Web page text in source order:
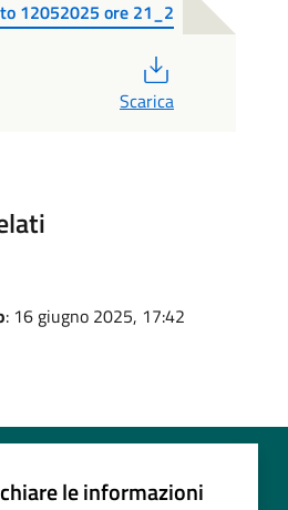
12052025 ore 21_2
Scarica
: 16 giugno 2025, 17:42
le informazioni